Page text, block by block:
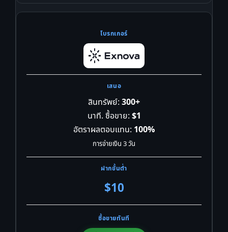
สินทรัพย์: 300+
นาที. ซื้อขาย: $1
อัตราผลตอบแทน: 100%
การจ่ายเงิน 3 วัน
$10